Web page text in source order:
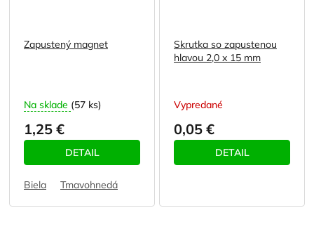
Zapustený magnet
Na sklade (57 ks)
1,25 €
DETAIL
Biela Tmavohnedá
Skrutka so zapustenou
hlavou 2,0 x 15 mm
Vypredané
0,05 €
DETAIL